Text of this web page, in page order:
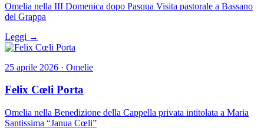
Omelia nella III Domenica dopo Pasqua Visita pastorale a Bassano
del Grappa
Leggi →
25 aprile 2026 · Omelie
Felix Cœli Porta
Omelia nella Benedizione della Cappella privata intitolata a Maria
Santissima “Janua Cœli”